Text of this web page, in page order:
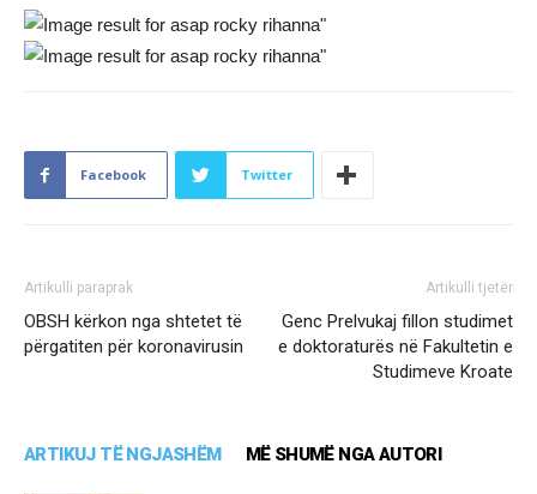
Facebook Twitter
Artikulli paraprak
OBSH kërkon nga shtetet të
përgatiten për koronavirusin
Artikulli tjetër
Genc Prelvukaj fillon studimet
e doktoraturës në Fakultetin e
Studimeve Kroate
ARTIKUJ TË NGJASHËM MË SHUMË NGA AUTORI